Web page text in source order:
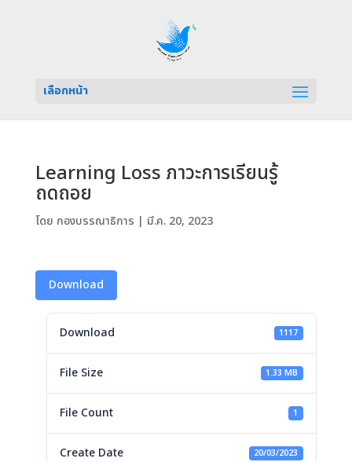
เลือกหน้า
Learning Loss ภาวะการเรียนรู้
ถดถอย
โดย กองบรรณาธิการ | มี.ค. 20, 2023
Download
Download 1117
File Size 1.33 MB
File Count 1
Create Date 20/03/2023